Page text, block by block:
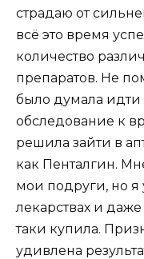
страдаю от
всё это время
количество
препаратов. Не
было думала
обследование к
решила зайти в
как Пенталгин.
мои подруги, но я
лекарствах и даже
таки купила.
удивлена